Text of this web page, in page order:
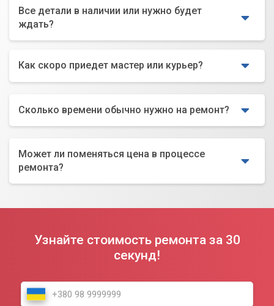
Все детали в наличии или нужно будет
ждать?
Как скоро приедет мастер или курьер?
Сколько времени обычно нужно на ремонт?
Может ли поменяться цена в процессе
ремонта?
Узнайте стоимость ремонта за 30
секунд!